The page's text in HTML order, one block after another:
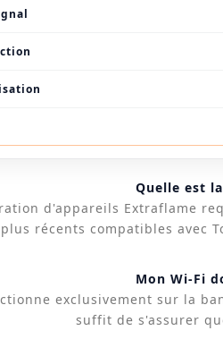
Quelle est
d'appareils Extraflame
récents compatibles avec
Mon Wi-Fi
exclusivement sur la
suffit de s'assurer